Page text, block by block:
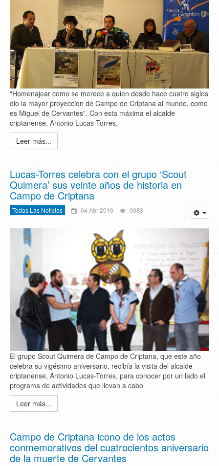
“Homenajear como se merece a quien desde hace cuatro siglos
dio la mayor proyección de Campo de Criptana al mundo, como
es Miguel de Cervantes”. Con esta máxima el alcalde
criptanense, Antonio Lucas-Torres,
Leer más...
Lucas-Torres celebra con el grupo ‘Scout
Quimera’ sus veinte años de historia en
Campo de Criptana
Todas Las Noticias 04 Abr 2016 9083
El grupo Scout Quimera de Campo de Criptana, que este año
celebra su vigésimo aniversario, recibía la visita del alcalde
criptanense, Antonio Lucas-Torres, para conocer por un lado el
programa de actividades que llevan a cabo
Leer más...
Campo de Criptana icono de los actos
conmemorativos del cuatrocientos aniversario
de la muerte de Cervantes